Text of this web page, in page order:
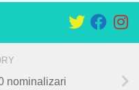
nominalizari